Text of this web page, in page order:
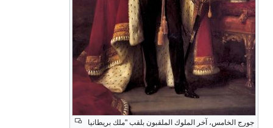
جورج الخامس، آخر الملوك الملقبون بلقب "ملك بريطانيا